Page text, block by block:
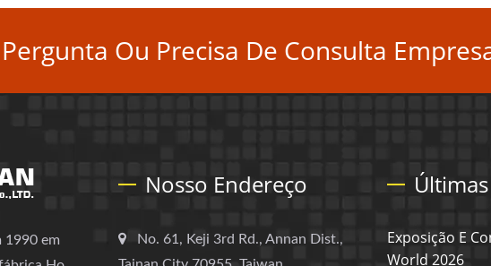
Ou Precisa De Consulta
1990 em
Nosso Endereço
No. 61, Keji 3rd Rd., Annan Dist.,
Exposição E
World 2026